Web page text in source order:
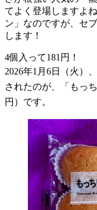
てよく登場しますよ
ン」なのですが、セ
します！
4個入って181 円！
2026年1 月 6日（火）
されたのが、「もっ
円）です。